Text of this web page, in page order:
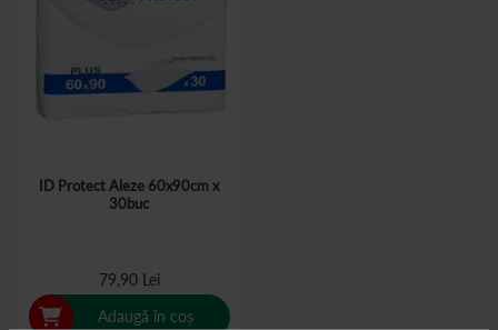
ID Protect Aleze 60x90cm x
30buc
79,90 Lei
Adaugă în coș